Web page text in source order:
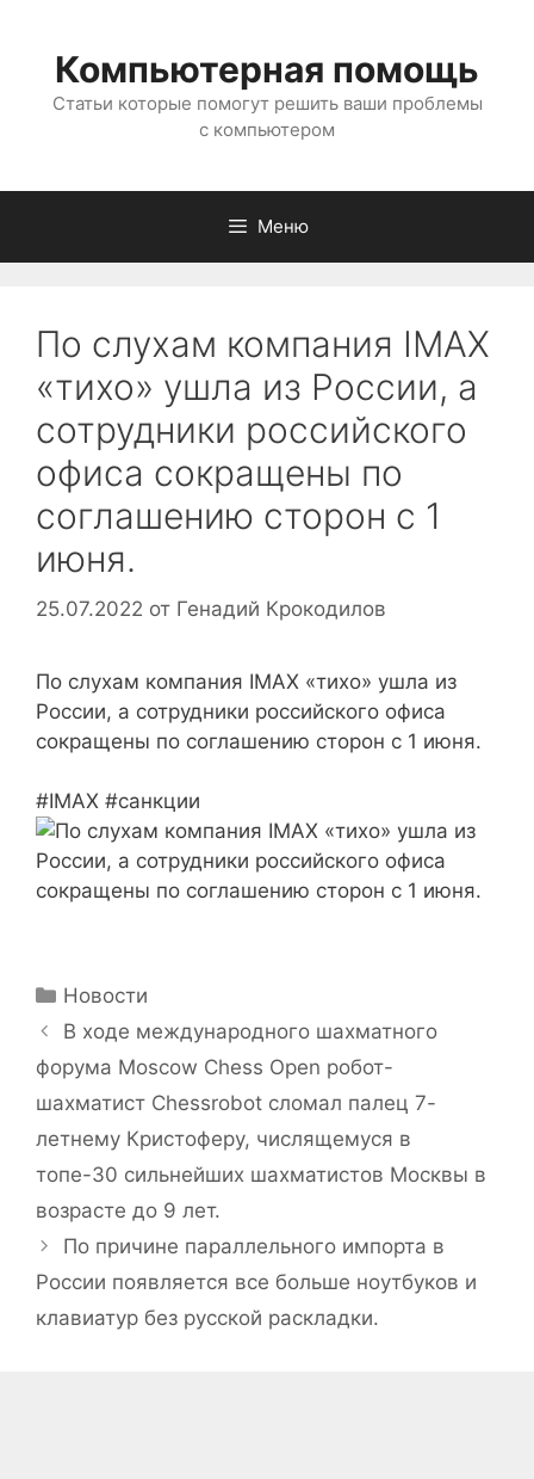
содержимому
Компьютерная помощь
Статьи которые помогут решить ваши проблемы
с компьютером
Меню
По слухам компания IMAX
«тихо» ушла из России, а
сотрудники российского
офиса сокращены по
соглашению сторон с 1
июня.
25.07.2022 от Генадий Крокодилов
По слухам компания IMAX «тихо» ушла из
России, а сотрудники российского офиса
сокращены по соглашению сторон с 1 июня.
#IMAX #санкции
Рубрики
Новости
В ходе международного шахматного
форума Moscow Chess Open робот-
шахматист Chessrobot сломал палец 7-
летнему Кристоферу, числящемуся в
топе-30 сильнейших шахматистов Москвы в
возрасте до 9 лет.
По причине параллельного импорта в
России появляется все больше ноутбуков и
клавиатур без русской раскладки.